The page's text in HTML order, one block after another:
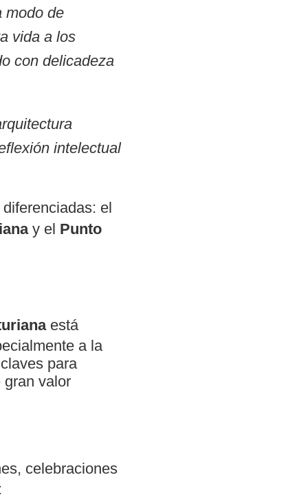
modo de
vida a los
con delicadeza
intelectual
el
y el Punto
está
a la
para
gran valor
celebraciones